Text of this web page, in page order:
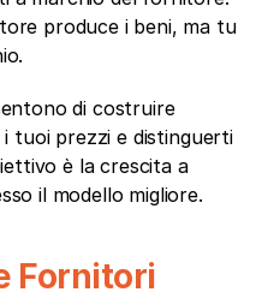
produce i beni, ma tu
di costruire
tuoi prezzi e distinguerti
è la crescita a
il modello migliore.
Fornitori